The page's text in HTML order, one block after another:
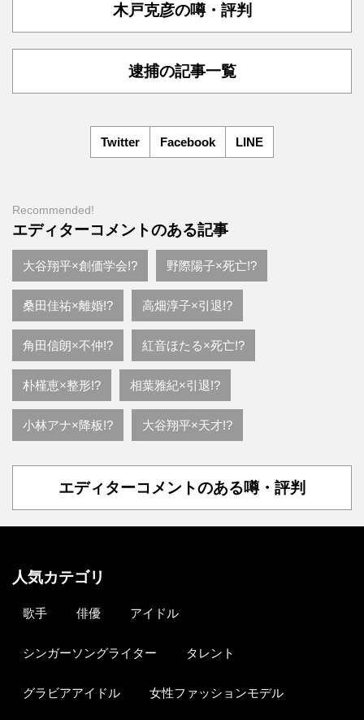
木戸克彦の噂・評判
逮捕の記事一覧
Twitter Facebook LINE
Recommended!
エディターコメントのある記事
大谷翔平×創価学会!? 野際陽子×死亡!?
桑田佳祐×離婚!? 高畑淳子×引退!?
角田信朗×不仲!? 紅音ほたる×死亡!?
朴槿恵×整形!? 相葉雅紀×引退!?
小林アナ×降板!? 大谷翔平×天才!?
エディターコメントのある噂・評判
人気カテゴリ
歌手 俳優 アイドル
シンガーソングライター タレント
グラビアアイドル 女性ファッションモデル